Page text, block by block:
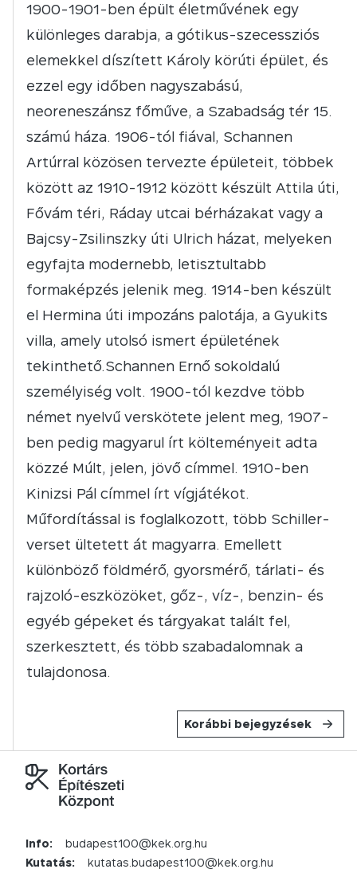
1900-1901-ben épült életművének egy
különleges darabja, a gótikus-szecessziós
elemekkel díszített Károly körúti épület, és
ezzel egy időben nagyszabású,
neoreneszánsz főműve, a Szabadság tér 15.
számú háza. 1906-tól fiával, Schannen
Artúrral közösen tervezte épületeit, többek
között az 1910-1912 között készült Attila úti,
Fővám téri, Ráday utcai bérházakat vagy a
Bajcsy-Zsilinszky úti Ulrich házat, melyeken
egyfajta modernebb, letisztultabb
formaképzés jelenik meg. 1914-ben készült
el Hermina úti impozáns palotája, a Gyukits
villa, amely utolsó ismert épületének
tekinthető.Schannen Ernő sokoldalú
személyiség volt. 1900-tól kezdve több
német nyelvű verskötete jelent meg, 1907-
ben pedig magyarul írt költeményeit adta
közzé Múlt, jelen, jövő címmel. 1910-ben
Kinizsi Pál címmel írt vígjátékot.
Műfordítással is foglalkozott, több Schiller-
verset ültetett át magyarra. Emellett
különböző földmérő, gyorsmérő, tárlati- és
rajzoló-eszközöket, gőz-, víz-, benzin- és
egyéb gépeket és tárgyakat talált fel,
szerkesztett, és több szabadalomnak a
tulajdonosa.
Korábbi bejegyzések
Info:
budapest100@kek.org.hu
Kutatás:
kutatas.budapest100@kek.org.hu